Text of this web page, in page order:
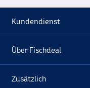
Kundendienst
Über Fischdeal
Zusätzlich